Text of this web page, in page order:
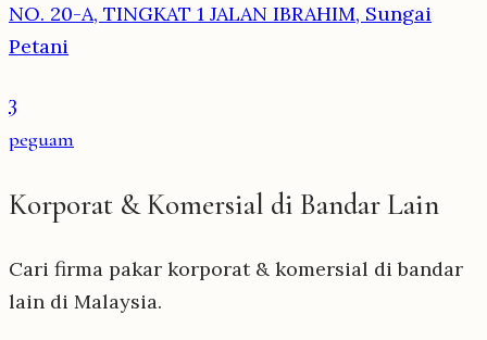
NO. 20-A, TINGKAT 1 JALAN IBRAHIM, Sungai
Petani
3
peguam
Korporat & Komersial di Bandar Lain
Cari firma pakar korporat & komersial di bandar
lain di Malaysia.